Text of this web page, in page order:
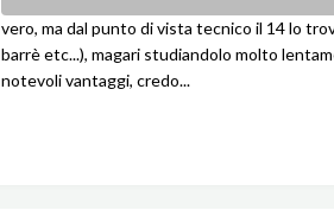
vero, ma dal punto di vista tecnico il 14 lo
barrè etc...), magari studiandolo molto
notevoli vantaggi, credo...